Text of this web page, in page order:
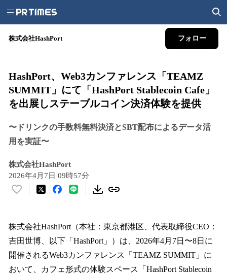
株式会社HashPort フォロー
HashPort、Web3カンファレンス「TEAMZ
SUMMIT」にて「HashPort Stablecoin Cafe」
を出展しステーブルコイン決済体験を提供
〜ドリンクの手数料無料決済とSBT配布によるデータ活
用を実証〜
株式会社HashPort
2026年4月7日 09時57分
い
！
数
を
読
み
株式会社HashPort（本社：東京都港区、代表取締役CEO：
吉田世博、以下「HashPort」）は、2026年4月7日〜8日に
開催されるWeb3カンファレンス「TEAMZ SUMMIT」に
おいて、カフェ形式の体験スペース「HashPort Stablecoin